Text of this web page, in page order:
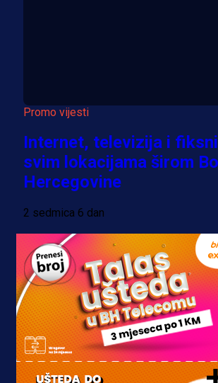
Promo vijesti
Internet, televizija i
svim lokacijama širom
Hercegovine
2 sedmica 6 dan